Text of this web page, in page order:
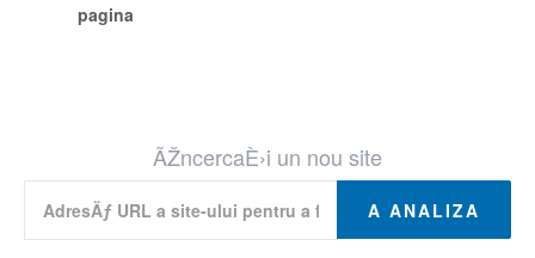
pagina
ÃŽncercaÈ›i un nou site
A ANALIZA